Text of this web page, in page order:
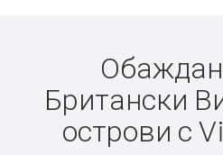
Британски
острови с